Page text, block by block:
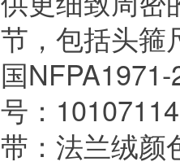
节，包括头箍
国
号：
带：法兰绒颜